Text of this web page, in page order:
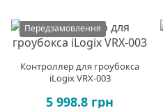
Передзамовлення
Контроллер для гроубокса
iLogix VRX-003
5 998.8 грн